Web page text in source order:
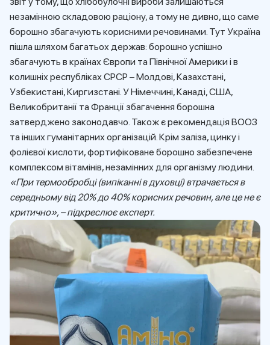
незамінною складовою раціону, а тому не дивно, що саме
борошно збагачують корисними речовинами. Тут Україна
пішла шляхом багатьох держав: борошно успішно
збагачують в країнах Європи та Північної Америки і в
колишніх республіках СРСР – Молдові, Казахстані,
Узбекистані, Киргизстані. У Німеччині, Канаді, США,
Великобританії та Франції збагачення борошна
затверджено законодавчо. Також є рекомендація ВООЗ
та інших гуманітарних організацій. Крім заліза, цинку і
фолієвої кислоти, фортифіковане борошно забезпечене
комплексом вітамінів, незамінних для організму людини.
«При термообробці (випіканні в духовці) втрачається в
середньому від 20% до 40% корисних речовин, але це не є
критично», – підкреслює експерт.